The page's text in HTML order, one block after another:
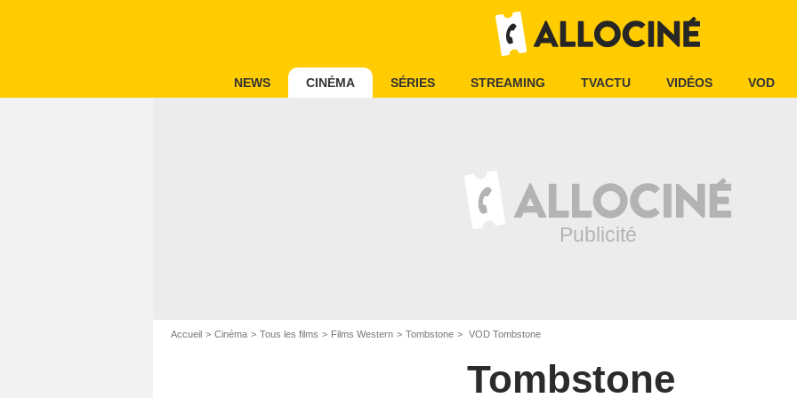
NEWS CINÉMA SÉRIES STREAMING TVACTU VIDÉOS VOD
Accueil Cinéma Tous les films Films Western Tombstone VOD Tombstone
Tombstone